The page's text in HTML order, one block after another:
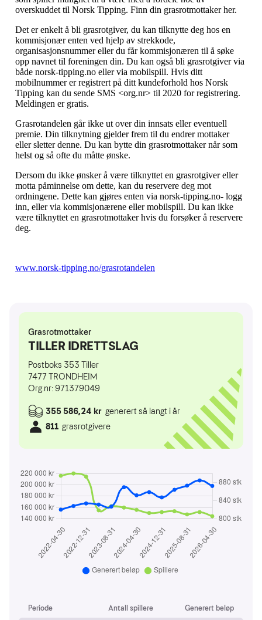
overskuddet til Norsk Tipping. Finn din grasrotmottaker her.
Det er enkelt å bli grasrotgiver, du kan tilknytte deg hos en
kommisjonær enten ved hjelp av strekkode,
organisasjonsnummer eller du får kommisjonæren til å søke
opp navnet til foreningen din. Du kan også bli grasrotgiver via
både norsk-tipping.no eller via mobilspill. Hvis ditt
mobilnummer er registrert på ditt kundeforhold hos Norsk
Tipping kan du sende SMS <org.nr> til 2020 for registrering.
Meldingen er gratis.
Grasrotandelen går ikke ut over din innsats eller eventuell
premie. Din tilknytning gjelder frem til du endrer mottaker
eller sletter denne. Du kan bytte din grasrotmottaker når som
helst og så ofte du måtte ønske.
Dersom du ikke ønsker å være tilknyttet en grasrotgiver eller
motta påminnelse om dette, kan du reservere deg mot
ordningene. Dette kan gjøres enten via norsk-tipping.no- logg
inn, eller via kommisjonærene eller mobilspill. Du kan ikke
være tilknyttet en grasrotmottaker hvis du forsøker å reservere
deg.
www.norsk-tipping.no/grasrotandelen